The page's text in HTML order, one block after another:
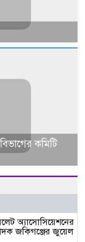
কমিটি
অ্যাসোসিয়েশনের
জকিগঞ্জের জুয়েল